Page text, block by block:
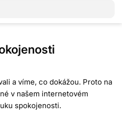
a víme, co dokážou. Proto na
v našem internetovém
spokojenosti.